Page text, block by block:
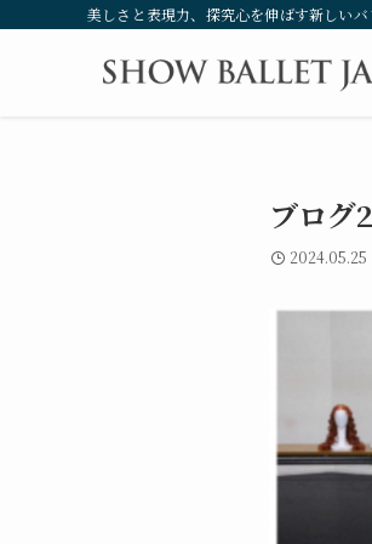
美しさと表現力、探究心を伸ばす新しいバ
ブログ
2024.05.25